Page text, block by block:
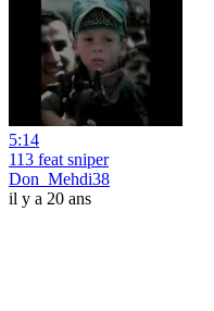
5:14
113 feat sniper
Don_Mehdi38
il y a 20 ans